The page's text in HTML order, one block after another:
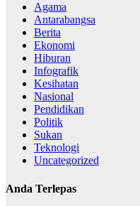
Agama
Antarabangsa
Berita
Ekonomi
Hiburan
Infografik
Kesihatan
Nasional
Pendidikan
Politik
Sukan
Teknologi
Uncategorized
Anda Terlepas